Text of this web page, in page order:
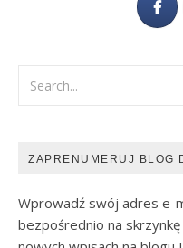
ZAPRENUMERUJ BLOG
Wprowadź swój adres e-
bezpośrednio na